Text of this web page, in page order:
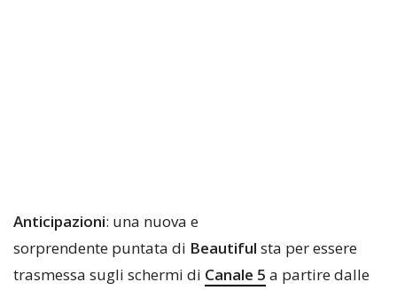
Anticipazioni: una nuova e
sorprendente puntata di Beautiful sta per essere
trasmessa sugli schermi di Canale 5 a partire dalle